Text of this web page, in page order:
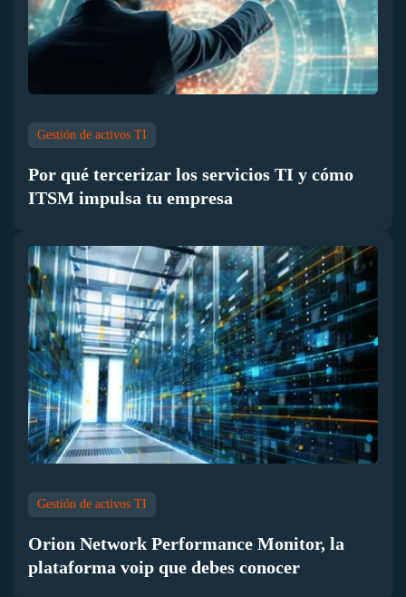
Gestión de activos TI
Por qué tercerizar los servicios TI y cómo
ITSM impulsa tu empresa
Gestión de activos TI
Orion Network Performance Monitor, la
plataforma voip que debes conocer